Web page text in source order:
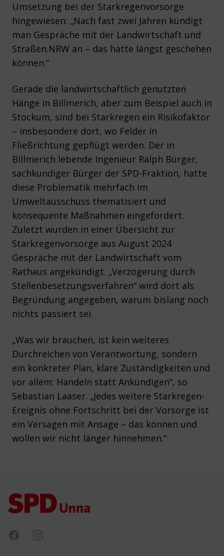
Umsetzung bei der Starkregenvorsorge
hingewiesen: „Nach fast zwei Jahren kündigt
man Gespräche mit der Landwirtschaft und
Straßen.NRW an – das hätte längst geschehen
können.“
Gerade die landwirtschaftlich genutzten
Hänge in Billmerich, aber zum Beispiel auch in
Stockum, sind bei Starkregen ein Risikofaktor
– insbesondere dort, wo Felder in
Fließrichtung gepflügt werden. Der in
Billmerich lebende Ingenieur Ralph Bürger,
sachkundiger Bürger der SPD-Fraktion, hatte
diese Problematik mehrfach im
Umweltausschuss thematisiert und
konsequente Maßnahmen eingefordert.
Zuletzt wurden in einer Übersicht zur
Starkregenvorsorge aus August 2024
Gespräche mit der Landwirtschaft vom
Rathaus angekündigt. „Verzögerung durch
Stellenbesetzungsverfahren“ wird dort als
Begründung angegeben, warum bislang noch
nichts passiert sei.
„Was wir brauchen, ist kein weiteres
Durchreichen von Verantwortung, sondern
ein konkreter Plan, klare Zuständigkeiten und
vor allem: Handeln statt Ankündigen“, so
Sebastian Laaser. „Jedes weitere Starkregen-
Ereignis ohne Fortschritt bei der Vorsorge ist
ein Versagen mit Ansage – das können und
wollen wir nicht länger hinnehmen.“
FacebookInstagram